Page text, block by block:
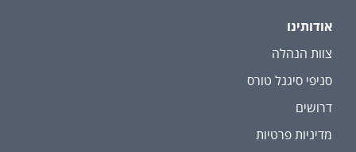
אודותינו
צוות הנהלה
סניפי סיגנל טורס
דרושים
מדיניות פרטיות